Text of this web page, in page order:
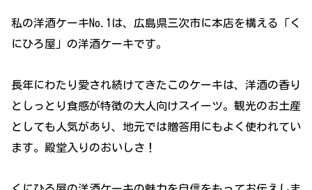
私の洋酒ケーキNo.1は、広島県三次市に本店を構える「く
にひろ屋」の洋酒ケーキです。
長年にわたり愛され続けてきたこのケーキは、洋酒の香り
としっとり食感が特徴の大人向けスイーツ。観光のお土産
としても人気があり、地元では贈答用にもよく使われてい
ます。殿堂入りのおいしさ！